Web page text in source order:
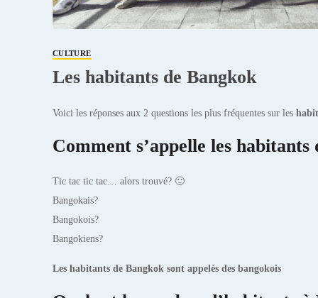
CULTURE
Les habitants de Bangkok
Voici les réponses aux 2 questions les plus fréquentes sur les
Comment s’appelle les habitants
Tic tac tic tac… alors trouvé? 🙂
Bangokais?
Bangokois?
Bangokiens?
Les habitants de Bangkok sont appelés des bangokois